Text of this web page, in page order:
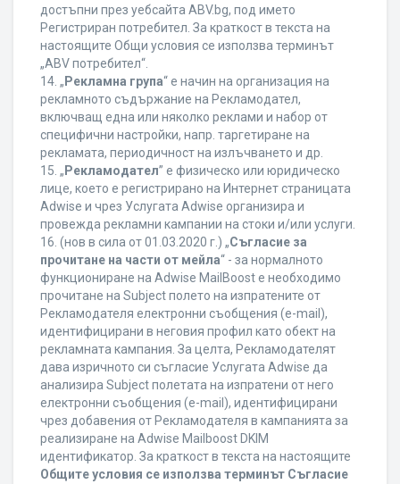
достъпни през уебсайта ABV.bg, под името
Регистриран потребител. За краткост в текста на
настоящите Общи условия се използва терминът
„ABV потребител“.
14. „ Рекламна група“ е начин на организация на
рекламното съдържание на Рекламодател,
включващ една или няколко реклами и набор от
специфични настройки, напр. таргетиране на
рекламата, периодичност на излъчването и др.
15. „ Рекламодател” е физическо или юридическо
лице, което е регистрирано на Интернет страницата
Adwise и чрез Услугата Adwise организира и
провежда рекламни кампании на стоки и/или услуги.
16. (нов в сила от 01.03.2020 г.) „Съгласие за
прочитане на части от мейла“ - за нормалното
функциониране на Adwise MailBoost е необходимо
прочитане на Subject полето на изпратените от
Рекламодателя електронни съобщения (e-mail),
идентифицирани в неговия профил като обект на
рекламната кампания. За целта, Рекламодателят
дава изричното си съгласие Услугата Adwise да
анализира Subject полетата на изпратени от него
електронни съобщения (e-mail), идентифицирани
чрез добавения от Рекламодателя в кампанията за
реализиране на Adwise Mailboost DKIM
идентификатор. За краткост в текста на настоящите
Общите условия се използва терминът Съгласие